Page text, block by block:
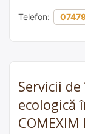
Telefon:
Servicii
ecologică
COMEXIM